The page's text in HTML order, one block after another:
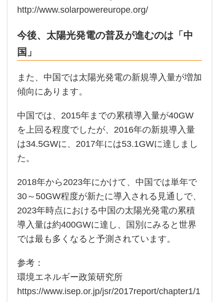
http://www.solarpowereurope.org/
今後、太陽光発電の普及が進むのは「中
国」
また、中国では太陽光発電の新規導入量が増加
傾向にあります。
中国では、2015年までの累積導入量が40GW
を上回る程度でしたが、2016年の新規導入量
は34.5GWに、2017年には53.1GWに達しまし
た。
2018年から2023年にかけて、中国では単年で
30～50GW程度が新たに導入される見通しで、
2023年時点における中国の太陽光発電の累積
導入量は約400GWに達し、国別にみると世界
では最も多くなると予測されています。
参考：
環境エネルギー政策研究所
https://www.isep.or.jp/jsr/2017report/chapter1/1